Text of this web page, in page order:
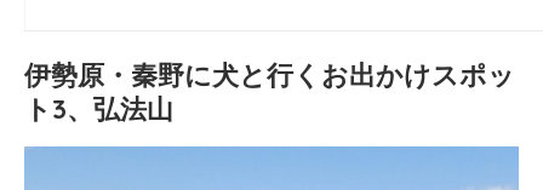
伊勢原・秦野に犬と行くお出かけスポッ
ト3、弘法山